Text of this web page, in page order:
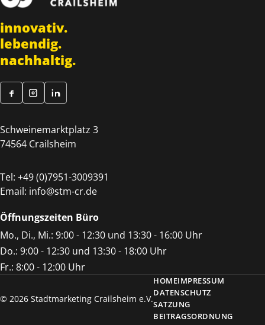
innovativ.
lebendig.
nachhaltig.
Schweinemarktplatz 3
74564 Crailsheim
Tel: +49 (0)7951-3009391
Email: info@stm-cr.de
Öffnungszeiten Büro
Mo., Di., Mi.: 9:00 - 12:30 und 13:30 - 16:00 Uhr
Do.: 9:00 - 12:30 und 13:30 - 18:00 Uhr
Fr.: 8:00 - 12:00 Uhr
© 2026 Stadtmarketing Crailsheim e.V.
HOMEIMPRESSUM
DATENSCHUTZ
SATZUNG
BEITRAGSORDNUNG